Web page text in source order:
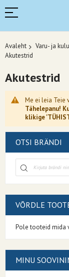
Avaleht Varu- ja
Akutestrid
Akutestrid
Me ei leia Teie
Tähelepanu!
klikige
OTSI BRÄNDI
VÕRDLE
Pole tooteid mida
MINU